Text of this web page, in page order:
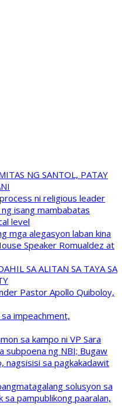
NG SANTOL, PATAY
ni religious leader
isang mambabatas
level
mga alegasyon laban kina
Speaker Romualdez at
SA ALITAN SA TAYA SA
Pastor Apollo Quiboloy,
impeachment,
sa kampo ni VP Sara
subpoena ng NBI; Bugaw
nagsisisi sa pagkakadawit
solusyon sa
pampublikong paaralan,